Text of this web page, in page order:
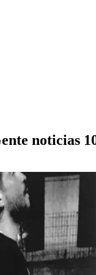
noticias